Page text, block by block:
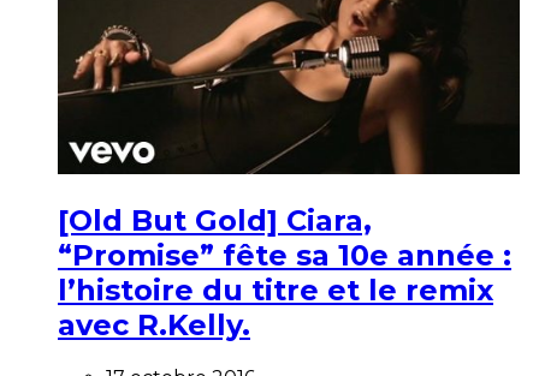
[Old But Gold] Ciara,
“Promise” fête sa 10e année :
l’histoire du titre et le remix
avec R.Kelly.